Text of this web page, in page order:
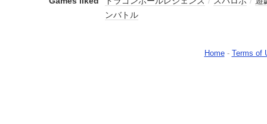
ンバトル
Home- Terms of